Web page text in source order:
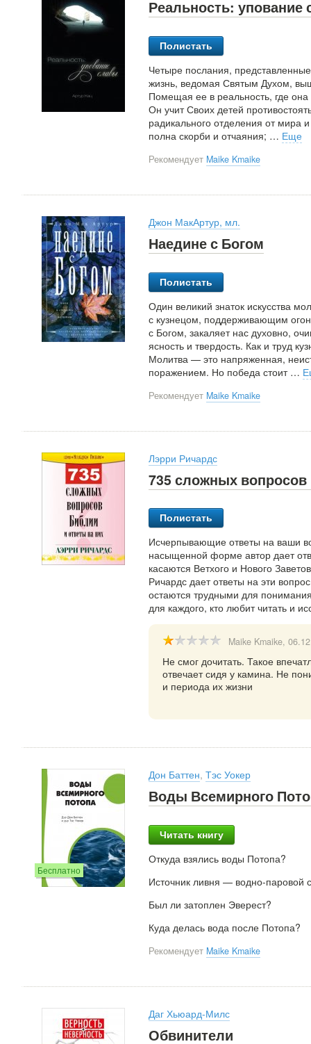
Реальность: упование
Полистать
Четыре послания,
жизнь, ведомая Святым Духом,
Помещая ее в реальность, где
Он учит Своих детей
радикального отделения от мира
полна скорби и отчаяния; … Еще
Рекомендует Maike Kmaike
Джон МакАртур, мл.
Наедине с Богом
Полистать
Один великий знаток искусства
с кузнецом, поддерживающим
с Богом, закаляет нас духовно,
ясность и твердость. Как и труд
Молитва — это напряженная,
поражением. Но победа стоит…
Рекомендует Maike Kmaike
Лэрри Ричардс
735 сложных
Полистать
Исчерпывающие ответы на ваши
насыщенной форме автор дает
касаются Ветхого и Нового
Ричардс дает ответы на эти
остаются трудными для
для каждого, кто любит читать и
Maike Kmaike,
Не смог дочитать. Такое
отвечает сидя у камина. Не
и периода их жизни
Бесплатно
Дон Баттен, Тэс Уокер
Воды Всемирного
Читать книгу
Откуда взялись воды Потопа?
Источник ливня — водно-паровой
Был ли затоплен Эверест?
Куда делась вода после Потопа?
Рекомендует Maike Kmaike
Даг Хьюард-Милс
Обвинители